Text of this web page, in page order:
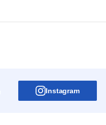
Instagram